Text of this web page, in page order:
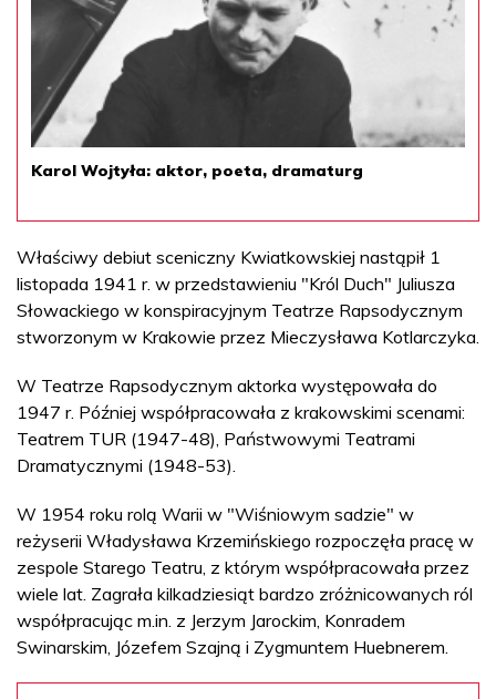
Karol Wojtyła: aktor, poeta, dramaturg
Właściwy debiut sceniczny Kwiatkowskiej nastąpił 1
listopada 1941 r. w przedstawieniu "Król Duch" Juliusza
Słowackiego w konspiracyjnym Teatrze Rapsodycznym
stworzonym w Krakowie przez Mieczysława Kotlarczyka.
W Teatrze Rapsodycznym aktorka występowała do
1947 r. Później współpracowała z krakowskimi scenami:
Teatrem TUR (1947-48), Państwowymi Teatrami
Dramatycznymi (1948-53).
W 1954 roku rolą Warii w "Wiśniowym sadzie" w
reżyserii Władysława Krzemińskiego rozpoczęła pracę w
zespole Starego Teatru, z którym współpracowała przez
wiele lat. Zagrała kilkadziesiąt bardzo zróżnicowanych ról
współpracując m.in. z Jerzym Jarockim, Konradem
Swinarskim, Józefem Szajną i Zygmuntem Huebnerem.